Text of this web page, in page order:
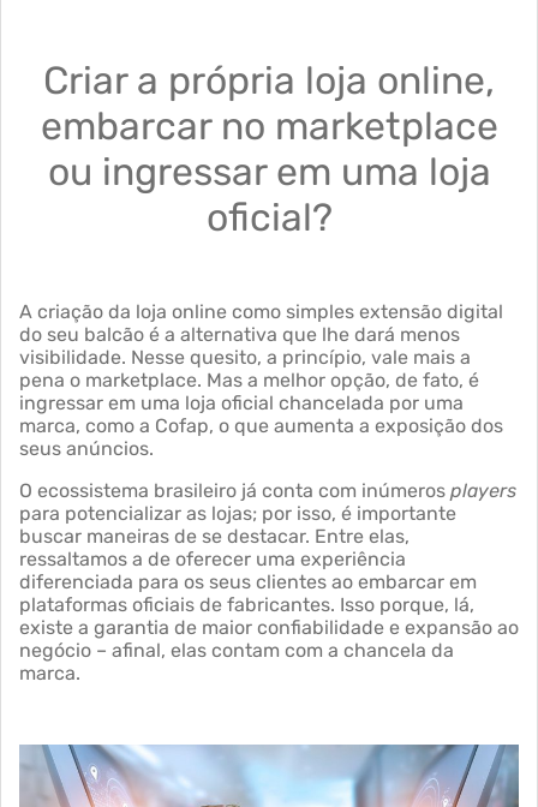
Criar a própria loja online,
embarcar no marketplace
ou ingressar em uma loja
oficial?
A criação da loja online como simples extensão digital
do seu balcão é a alternativa que lhe dará menos
visibilidade. Nesse quesito, a princípio, vale mais a
pena o marketplace. Mas a melhor opção, de fato, é
ingressar em uma loja oficial chancelada por uma
marca, como a Cofap, o que aumenta a exposição dos
seus anúncios.
O ecossistema brasileiro já conta com inúmeros players
para potencializar as lojas; por isso, é importante
buscar maneiras de se destacar. Entre elas,
ressaltamos a de oferecer uma experiência
diferenciada para os seus clientes ao embarcar em
plataformas oficiais de fabricantes. Isso porque, lá,
existe a garantia de maior confiabilidade e expansão ao
negócio – afinal, elas contam com a chancela da
marca.